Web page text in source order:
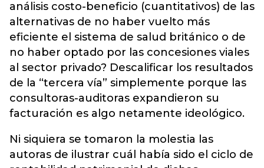
análisis costo-beneficio (cuantitativos) de las
alternativas de no haber vuelto más
eficiente el sistema de salud británico o de
no haber optado por las concesiones viales
al sector privado? Descalificar los resultados
de la “tercera vía” simplemente porque las
consultoras-auditoras expandieron su
facturación es algo netamente ideológico.
Ni siquiera se tomaron la molestia las
autoras de ilustrar cuál había sido el ciclo de